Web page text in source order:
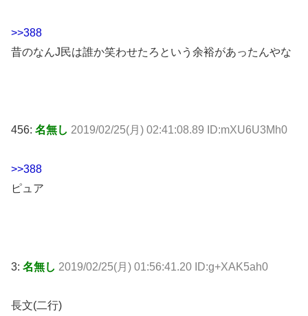
>>388
昔のなんJ民は誰か笑わせたろという余裕があったんやな
456: 名無し 2019/02/25(月) 02:41:08.89 ID:mXU6U3Mh0
>>388
ピュア
3: 名無し 2019/02/25(月) 01:56:41.20 ID:g+XAK5ah0
長文(二行)